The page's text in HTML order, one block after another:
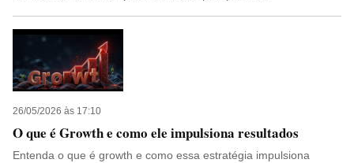
26/05/2026 às 17:10
O que é Growth e como ele impulsiona resultados
Entenda o que é growth e como essa estratégia impulsiona